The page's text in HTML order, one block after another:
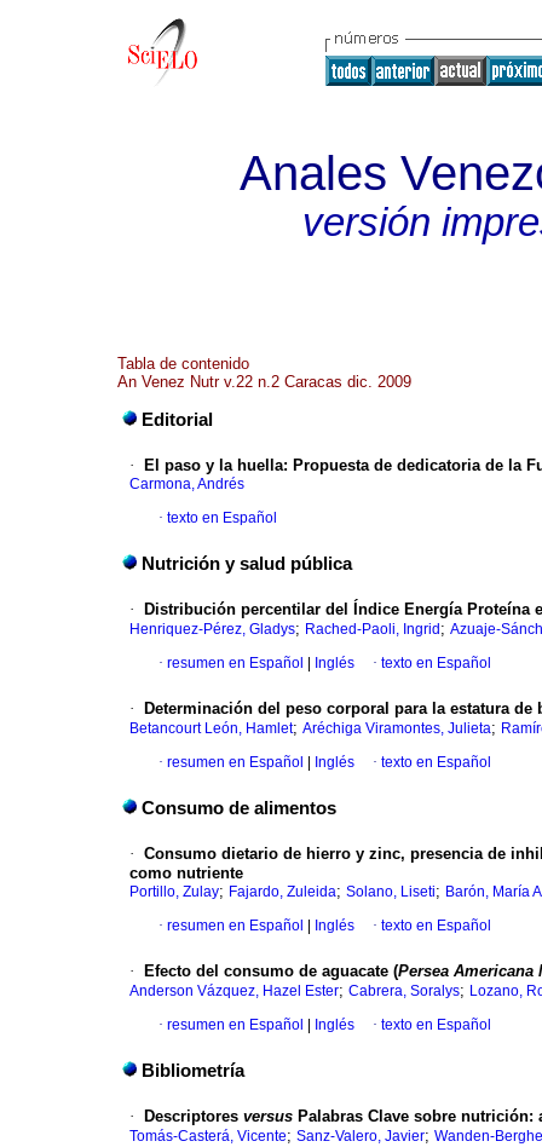
Anales
versión
Tabla de contenido
An Venez Nutr v.22 n.2 Caracas dic. 2009
Editorial
· El paso y la huella: Propuesta de dedicatoria de la
Carmona, Andrés
· texto en Español
Nutrición y salud pública
· Distribución percentilar del Índice Energía Proteína
Henriquez-Pérez, Gladys; Rached-Paoli, Ingrid ; Azuaje-
· resumen en Español Inglés · texto en Español
· Determinación del peso corporal para la estatura de
Betancourt León, Hamlet; Aréchiga Viramontes, Julieta;
· resumen en Español Inglés · texto en Español
Consumo de alimentos
· Consumo dietario de hierro y zinc, presencia de
como nutriente
Portillo, Zulay; Fajardo, Zuleida; Solano, Liseti; Barón, María
· resumen en Español Inglés · texto en Español
· Efecto del consumo de aguacate (Persea Americana
Anderson Vázquez, Hazel Ester; Cabrera, Soralys; Lozano,
· resumen en Español Inglés · texto en Español
Bibliometría
· Descriptores versus Palabras Clave sobre nutrición:
Tomás-Casterá, Vicente; Sanz-Valero, Javier; Wanden-